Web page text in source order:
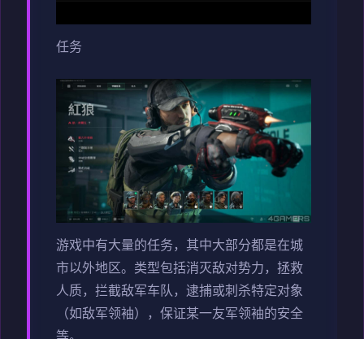
任务
游戏中有大量的任务，其中大部分都是在城
市以外地区。类型包括消灭敌对势力，拯救
人质，拦截敌军车队，逮捕或刺杀特定对象
（如敌军领袖），保证某一友军领袖的安全